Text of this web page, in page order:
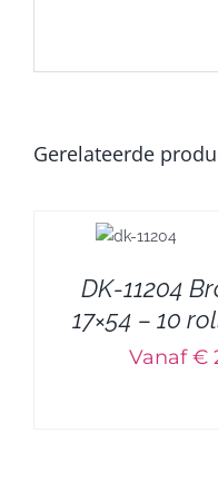
Gerelateerde
DK-11204
17×54 – 10
Vanaf €